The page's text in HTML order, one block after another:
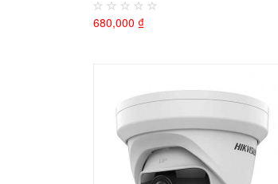
680,000 ₫